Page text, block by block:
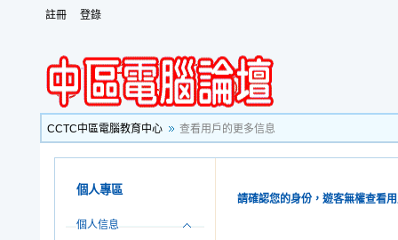
註冊 登錄
CCTC中區電腦教育中心 查看用戶的更多信息
個人專區
個人信息
請確認您的身份，遊客無權查看